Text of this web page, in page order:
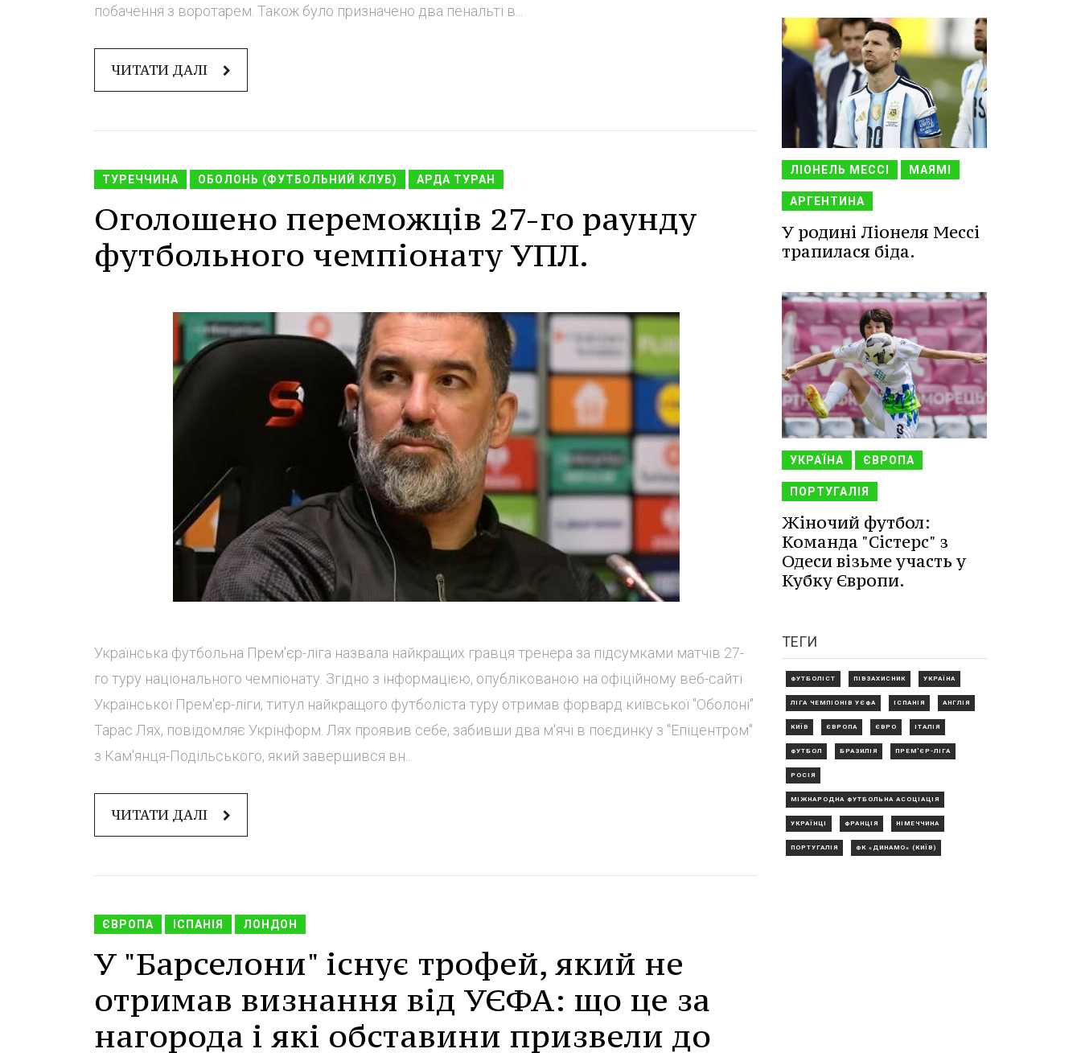
побачення з воротарем. Також було призначено два пенальті в...
ЧИТАТИ ДАЛІ
ТУРЕЧЧИНА ОБОЛОНЬ (ФУТБОЛЬНИЙ КЛУБ) АРДА ТУРАН
Оголошено переможців 27-го раунду
футбольного чемпіонату УПЛ.
Українська футбольна Прем'єр-ліга назвала найкращих гравця тренера за підсумками матчів 27-
го туру національного чемпіонату. Згідно з інформацією, опублікованою на офіційному веб-сайті
Української Прем'єр-ліги, титул найкращого футболіста туру отримав форвард київської "Оболоні"
Тарас Лях, повідомляє Укрінформ. Лях проявив себе, забивши два м'ячі в поєдинку з "Епіцентром"
з Кам'янця-Подільського, який завершився вн...
ЧИТАТИ ДАЛІ
ЄВРОПА ІСПАНІЯ ЛОНДОН
У "Барселони" існує трофей, який не
отримав визнання від УЄФА: що це за
нагорода і які обставини призвели до
ЛІОНЕЛЬ МЕССІ МАЯМІ
АРГЕНТИНА
У родині Ліонеля Мессі
трапилася біда.
УКРАЇНА ЄВРОПА
ПОРТУГАЛІЯ
Жіночий футбол:
Команда "Сістерс" з
Одеси візьме участь у
Кубку Європи.
ТЕГИ
ФУТБОЛІСТ ПІВЗАХИСНИК УКРАЇНА
ЛІГА ЧЕМПІОНІВ УЄФА ІСПАНІЯ АНГЛІЯ
КИЇВ ЄВРОПА ЄВРО ІТАЛІЯ
ФУТБОЛ БРАЗИЛІЯ ПРЕМ'ЄР-ЛІГА
РОСІЯ
МІЖНАРОДНА ФУТБОЛЬНА АСОЦІАЦІЯ
УКРАЇНЦІ ФРАНЦІЯ НІМЕЧЧИНА
ПОРТУГАЛІЯ ФК «ДИНАМО» (КИЇВ)